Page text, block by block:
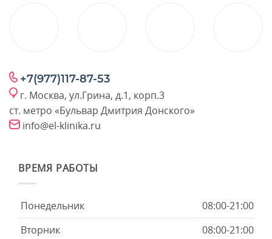
+7(977)117-87-53
г. Москва, ул.Грина, д.1, корп.3
ст. метро «Бульвар Дмитрия Донского»
info@el-klinika.ru
ВРЕМЯ РАБОТЫ
Понедельник
08:00-21:00
Вторник
08:00-21:00